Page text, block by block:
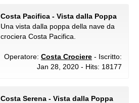
Costa Pacifica - Vista dalla Poppa
Una vista dalla poppa della nave da
crociera Costa Pacifica.
Operatore: Costa Crociere - Iscritto:
Jan 28, 2020 - Hits: 18177
Costa Serena - Vista dalla Poppa